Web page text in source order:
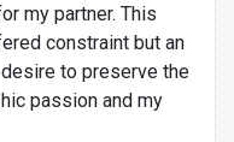
my partner. This
constraint but an
to preserve the
passion and my